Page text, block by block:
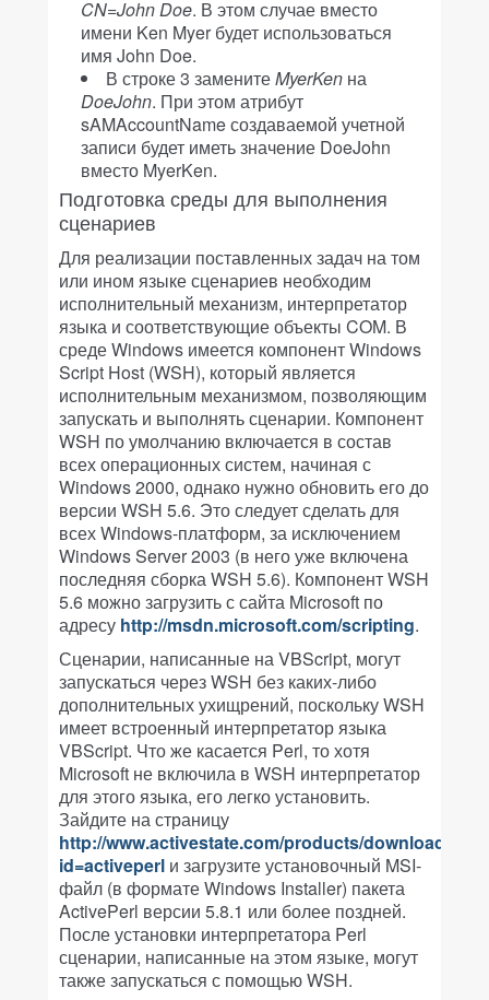
CN=JohnDoe. В этом случае вместо
имени Ken Myer будет использоваться
имя John Doe.
В строке 3 заменитеMyerKen на
DoeJohn. При этом атрибут
sAMAccountName создаваемой учетной
записи будет иметь значение DoeJohn
вместо MyerKen.
Подготовка среды для выполнения
сценариев
Для реализации поставленных задач на том
или ином языке сценариев необходим
исполнительный механизм, интерпретатор
языка и соответствующие объекты COM. В
среде Windows имеется компонент Windows
Script Host (WSH), который является
исполнительным механизмом, позволяющим
запускать и выполнять сценарии. Компонент
WSH по умолчанию включается в состав
всех операционных систем, начиная с
Windows 2000, однако нужно обновить его до
версии WSH 5.6. Это следует сделать для
всех Windows-платформ, за исключением
Windows Server 2003 (в него уже включена
последняя сборка WSH 5.6). Компонент WSH
5.6 можно загрузить с сайта Microsoft по
адресу http://msdn.microsoft.com/scripting.
Сценарии, написанные на VBScript, могут
запускаться через WSH без каких-либо
дополнительных ухищрений, поскольку WSH
имеет встроенный интерпретатор языка
VBScript. Что же касается Perl, то хотя
Microsoft не включила в WSH интерпретатор
для этого языка, его легко установить.
Зайдите на страницу
http://www.activestate.com/products/download/
id=activeperl и загрузите установочный MSI-
файл (в формате Windows Installer) пакета
ActivePerl версии 5.8.1 или более поздней.
После установки интерпретатора Perl
сценарии, написанные на этом языке, могут
также запускаться с помощью WSH.